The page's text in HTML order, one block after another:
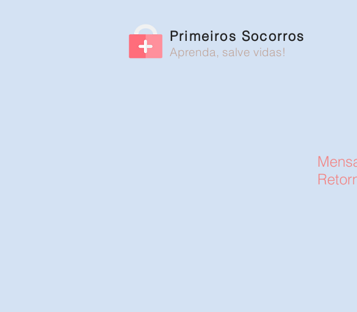
Primeiros Socorros
Aprenda, salve vidas!